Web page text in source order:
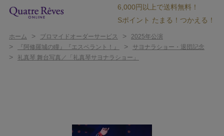
6,000円以上で送料無料！
Sポイント たまる！つかえる！
ホーム > ブロマイドオーダーサービス > 2025年公演
> 『阿修羅城の瞳』『エスペラント！』 > サヨナラショー・退団記念
> 礼真琴 舞台写真／「礼真琴サヨナラショー」